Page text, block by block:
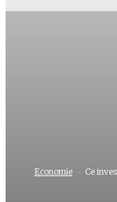
Economie Ce